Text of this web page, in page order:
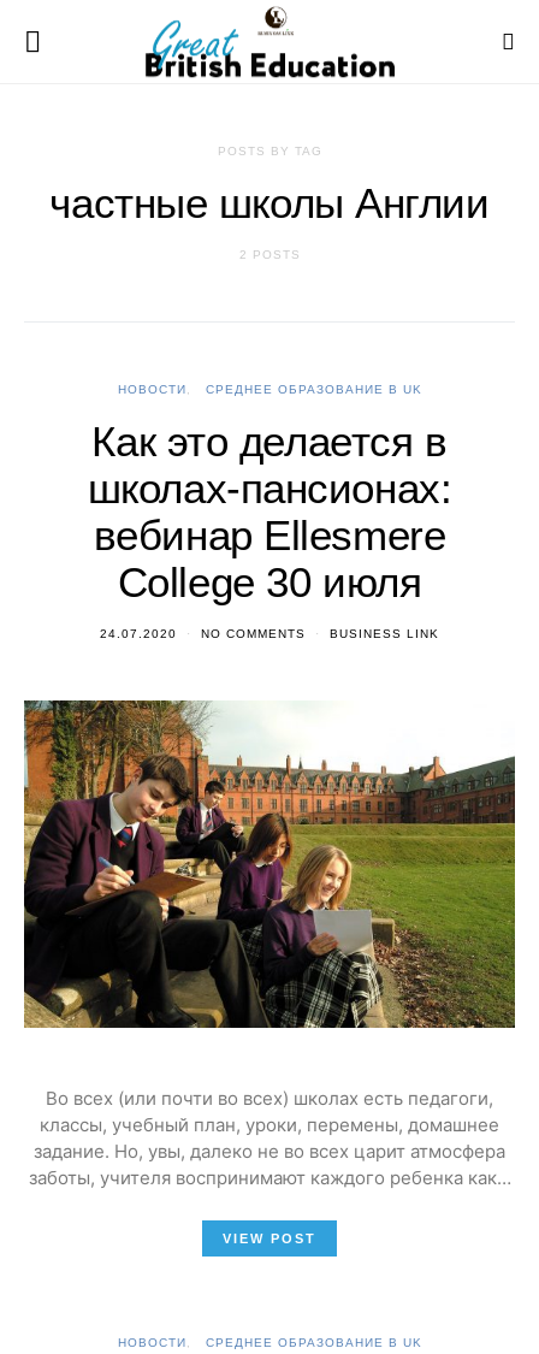
POSTS BY TAG
частные школы Англии
2 POSTS
НОВОСТИ СРЕДНЕЕ ОБРАЗОВАНИЕ В UK
Как это делается в
школах-пансионах:
вебинар Ellesmere
College 30 июля
24.07.2020 NO COMMENTS BUSINESS LINK
Во всех (или почти во всех) школах есть педагоги,
классы, учебный план, уроки, перемены, домашнее
задание. Но, увы, далеко не во всех царит атмосфера
заботы, учителя воспринимают каждого ребенка как…
VIEW POST
НОВОСТИ СРЕДНЕЕ ОБРАЗОВАНИЕ В UK